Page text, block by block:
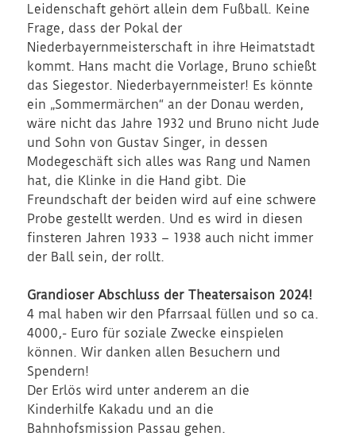
Leidenschaft gehört allein dem Fußball. Keine
Frage, dass der Pokal der
Niederbayernmeisterschaft in ihre Heimatstadt
kommt. Hans macht die Vorlage, Bruno schießt
das Siegestor. Niederbayernmeister! Es könnte
ein „Sommermärchen“ an der Donau werden,
wäre nicht das Jahre 1932 und Bruno nicht Jude
und Sohn von Gustav Singer, in dessen
Modegeschäft sich alles was Rang und Namen
hat, die Klinke in die Hand gibt. Die
Freundschaft der beiden wird auf eine schwere
Probe gestellt werden. Und es wird in diesen
finsteren Jahren 1933 – 1938 auch nicht immer
der Ball sein, der rollt.
Grandioser Abschluss der Theatersaison 2024!
4 mal haben wir den Pfarrsaal füllen und so ca.
4000,- Euro für soziale Zwecke einspielen
können. Wir danken allen Besuchern und
Spendern!
Der Erlös wird unter anderem an die
Kinderhilfe Kakadu und an die
Bahnhofsmission Passau gehen.